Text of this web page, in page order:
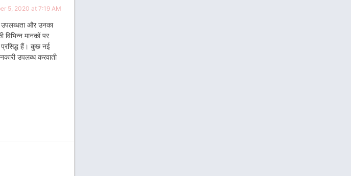
5, 2020 at 7:19 AM
उपलब्धता और उनका
मानकों पर
हैं। कुछ नई
उपलब्ध करवाती